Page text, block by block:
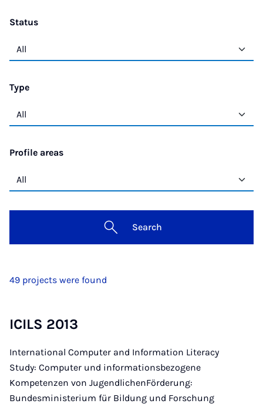
Status
Type
Profile areas
Search
49 projects were found
ICILS 2013
International Computer and Information Literacy
Study: Computer und informationsbezogene
Kompetenzen von JugendlichenFörderung:
Bundesministerium für Bildung und Forschung